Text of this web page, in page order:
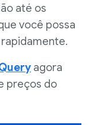
até os
você possa
rapidamente.
agora
preços do